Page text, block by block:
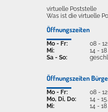
virtuelle Poststelle
Was ist die virtuelle
Öffnungszeiten
Mo - Fr:
Mi:
Sa - So:
08 -
14 -
Öffnungszeiten
Mo - Fr:
Mo, Di, Do:
Mi:
08 -
14 -
14 -